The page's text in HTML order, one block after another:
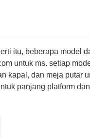
itu, beberapa model
untuk ms. setiap
kapal, dan meja putar
panjang platform dan